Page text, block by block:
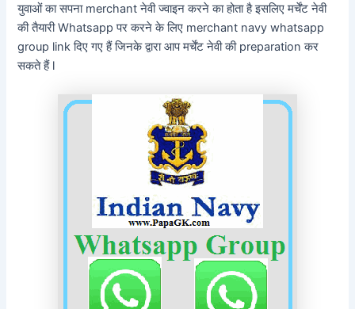
युवाओं का सपना merchant नेवी ज्वाइन करने का होता है इसलिए मर्चेंट नेवी
की तैयारी Whatsapp पर करने के लिए merchant navy whatsapp
group link दिए गए हैं जिनके द्वारा आप मर्चेंट नेवी की preparation कर
सकते हैं l